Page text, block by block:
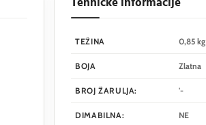
TEŽINA 0,85 kg
BOJA Zlatna
BROJ ŽARULJA: '-
DIMABILNA: NE